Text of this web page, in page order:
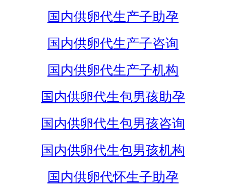
国内供卵代生产子助孕
国内供卵代生产子咨询
国内供卵代生产子机构
国内供卵代生包男孩助孕
国内供卵代生包男孩咨询
国内供卵代生包男孩机构
国内供卵代怀生子助孕